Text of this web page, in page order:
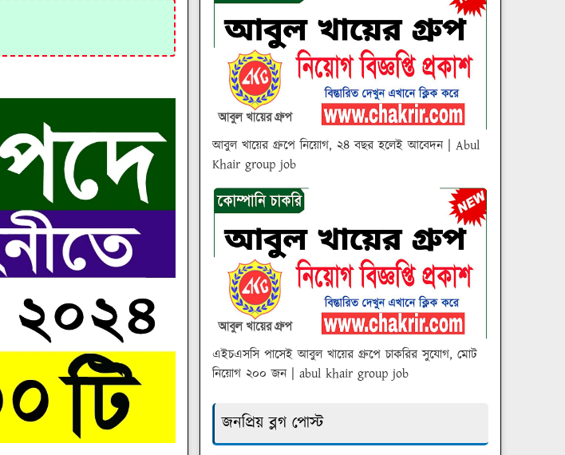
আবুল খায়ের গ্রুপে নিয়োগ, ২৪ বছর হলেই আবেদন | Abul
Khair group job
এইচএসসি পাসেই আবুল খায়ের গ্রুপে চাকরির সুযোগ, মোট
নিয়োগ ২০০ জন | abul khair group job
জনপ্রিয় ব্লগ পোস্ট